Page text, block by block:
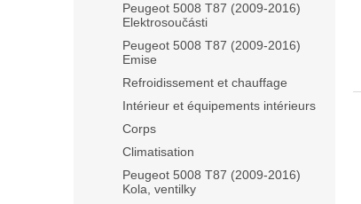
Peugeot 5008 T87 (2009-2016)
Elektrosoučásti
Peugeot 5008 T87 (2009-2016)
Emise
Refroidissement et chauffage
Intérieur et équipements intérieurs
Corps
Climatisation
Peugeot 5008 T87 (2009-2016)
Kola, ventilky